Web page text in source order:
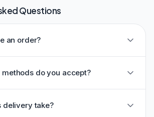
Questions
an order?
do you accept?
delivery take?